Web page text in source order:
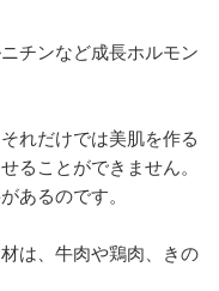
チンなど成長ホルモン
れだけでは美肌を作る
ることができません。
あるのです。
は、牛肉や鶏肉、きの